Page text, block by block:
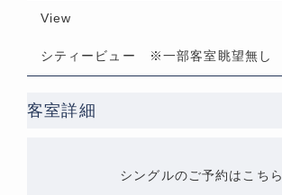
View
シティービュー ※一部客室眺望無し
客室詳細
シングルのご予約はこちら